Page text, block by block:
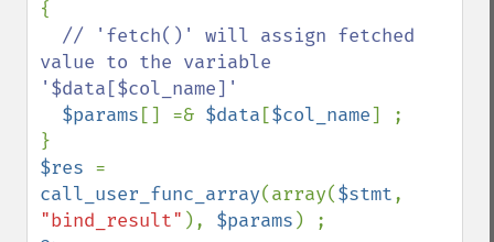
{
// 'fetch()' will assign fetched
value to the variable
'$data[$col_name]'
$params [] =& $data [$col_name] ;
$res
call_user_func_array(array($stmt
"bind_result" ), $params